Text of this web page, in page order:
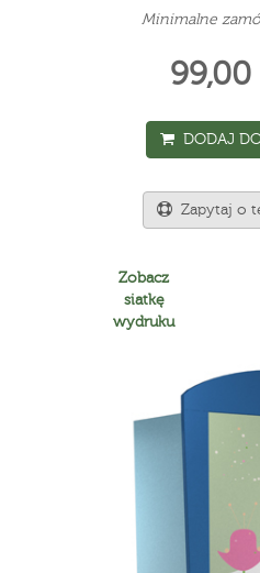
Minimalne
99,00
DODAJ
Zapytaj o
Zobacz
siatkę
wydruku